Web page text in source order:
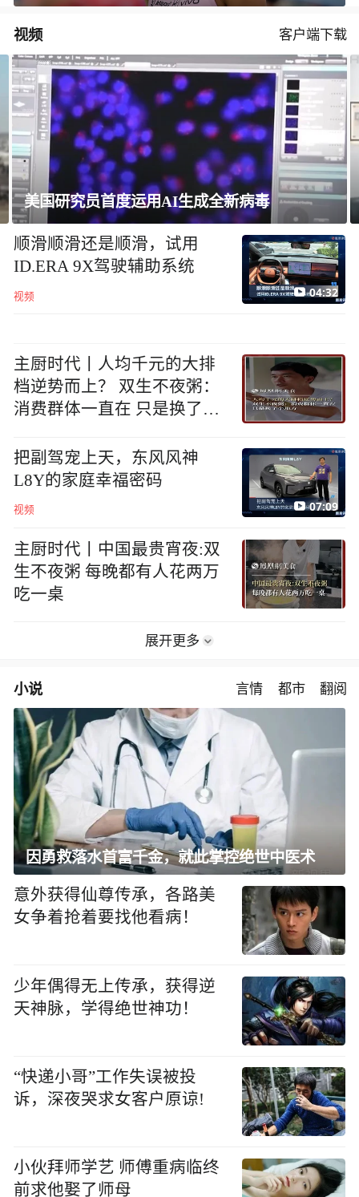
视频 客户端下载
新病毒 智利与委内瑞拉正式恢复领事
顺滑顺滑还是顺滑，试用
ID.ERA 9X驾驶辅助系统
视频 04:32
主厨时代丨人均千元的大排
档逆势而上？ 双生不夜粥：
消费群体一直在 只是换了个
把副驾宠上天，东风风神
L8Y的家庭幸福密码
视频 07:09
主厨时代丨中国最贵宵夜:双
生不夜粥 每晚都有人花两万
吃一桌
展开更多
小说 言情 都市 翻阅
因勇救落水首富千金，就此掌控绝世中医术
意外获得仙尊传承，各路美
女争着抢着要找他看病！
少年偶得无上传承，获得逆
天神脉，学得绝世神功！
“快递小哥”工作失误被投
诉，深夜哭求女客户原谅!
小伙拜师学艺 师傅重病临终
前求他娶了师母